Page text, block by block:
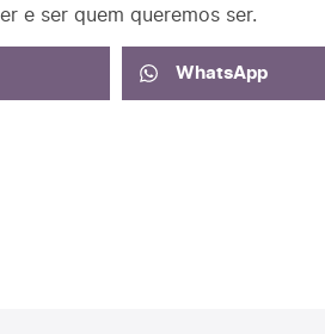
e ser quem queremos ser.
WhatsApp